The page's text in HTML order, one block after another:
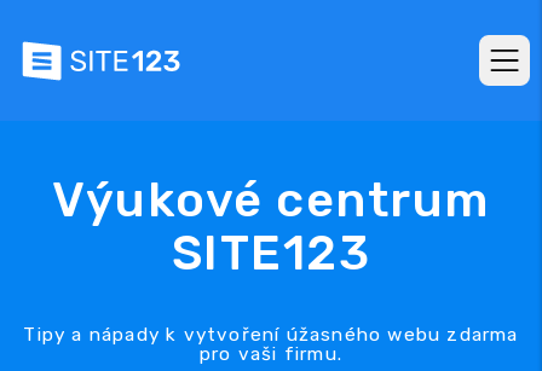
Výukové centrum
SITE123
Tipy a nápady k vytvoření úžasného webu zdarma
pro vaši firmu.